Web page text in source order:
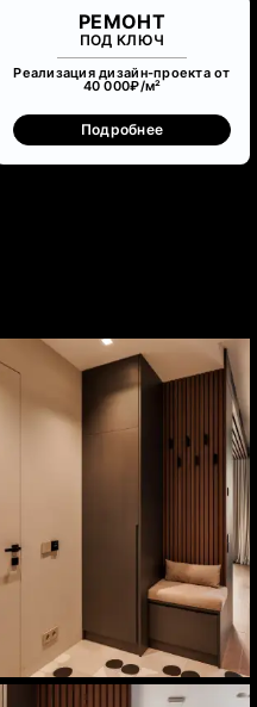
РЕМОНТ
ПОД КЛЮЧ
Реализация дизайн-проекта от
40 000₽/м²
Подробнее